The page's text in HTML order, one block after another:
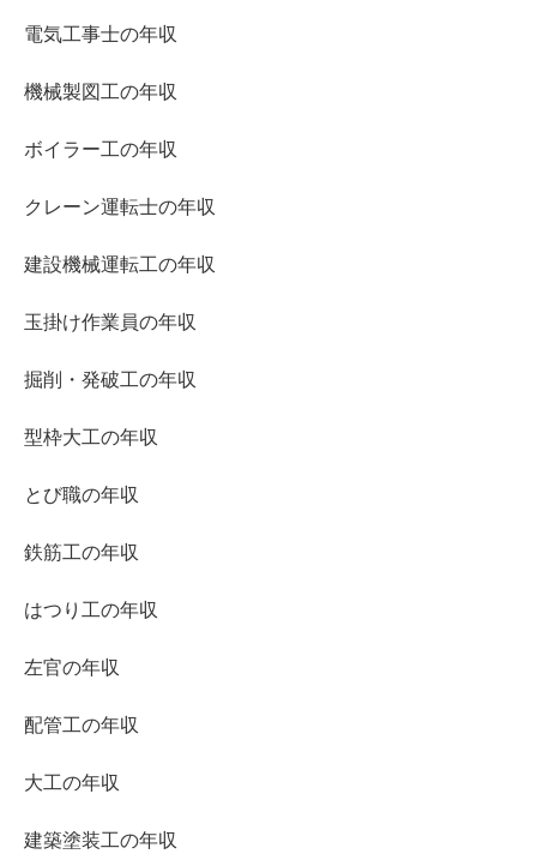
電気工事士の年収
機械製図工の年収
ボイラー工の年収
クレーン運転士の年収
建設機械運転工の年収
玉掛け作業員の年収
掘削・発破工の年収
型枠大工の年収
とび職の年収
鉄筋工の年収
はつり工の年収
左官の年収
配管工の年収
大工の年収
建築塗装工の年収